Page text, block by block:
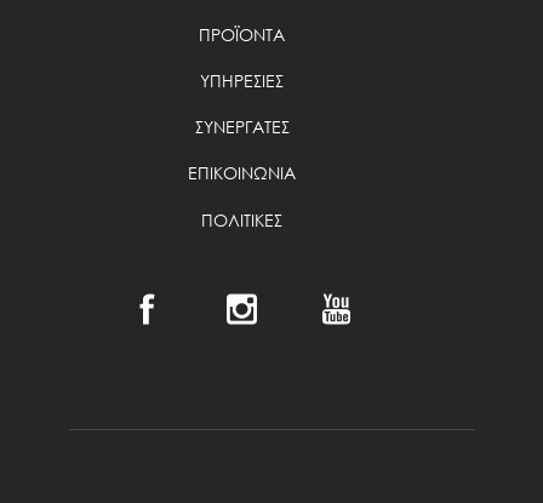
ΠΡΟΪΟΝΤΑ
ΥΠΗΡΕΣΙΕΣ
ΣΥΝΕΡΓΑΤΕΣ
ΕΠΙΚΟΙΝΩΝΙΑ
ΠΟΛΙΤΙΚΕΣ